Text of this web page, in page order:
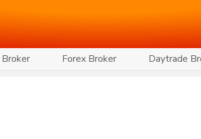
Forex Broker Daytrade